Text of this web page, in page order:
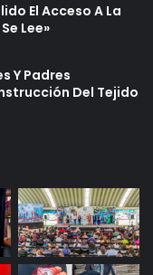
El Acceso A La
Lee»
Y Padres
Del Tejido